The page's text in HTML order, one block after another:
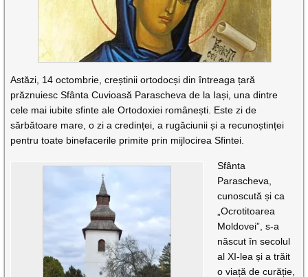
Astăzi, 14 octombrie, creștinii ortodocși din întreaga țară
prăznuiesc Sfânta Cuvioasă Parascheva de la Iași, una dintre
cele mai iubite sfinte ale Ortodoxiei românești. Este zi de
sărbătoare mare, o zi a credinței, a rugăciunii și a recunoștinței
pentru toate binefacerile primite prin mijlocirea Sfintei.
Sfânta
Parascheva,
cunoscută și ca
„Ocrotitoarea
Moldovei”, s-a
născut în secolul
al XI-lea și a trăit
o viață de curăție,